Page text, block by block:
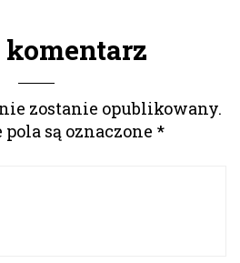
komentarz
zostanie opublikowany.
są oznaczone *